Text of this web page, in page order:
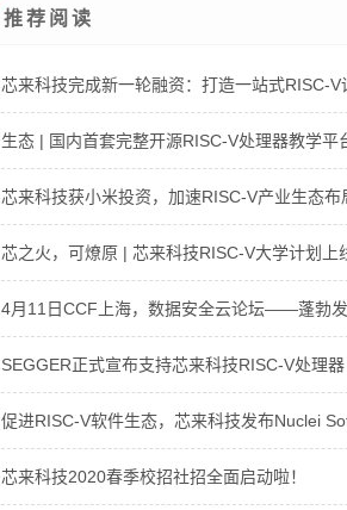
推荐阅读
芯来科技完成新一轮融资：打造一站式RISC-V
生态 | 国内首套完整开源RISC-V处理器教学平
芯来科技获小米投资，加速RISC-V产业生态布
芯之火，可燎原 | 芯来科技RISC-V大学计划上
4月11日CCF上海，数据安全云论坛——蓬勃
SEGGER正式宣布支持芯来科技RISC-V处理器
促进RISC-V软件生态，芯来科技发布Nuclei
芯来科技2020春季校招社招全面启动啦！